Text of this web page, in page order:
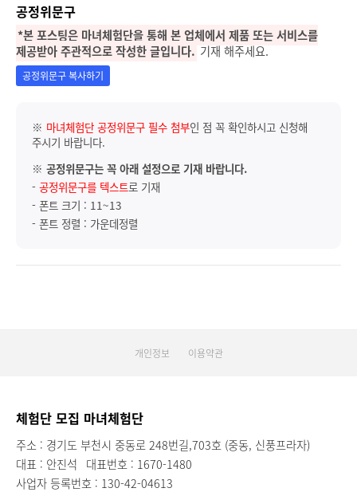
공정위문구
*본 포스팅은 마녀체험단을 통해 본 업체에서 제품 또는 서비스를
제공받아 주관적으로 작성한 글입니다. 기재 해주세요.
공정위문구 복사하기
※ 마녀체험단 공정위문구 필수 첨부인 점 꼭 확인하시고 신청해
주시기 바랍니다.
※ 공정위문구는 꼭 아래 설정으로 기재 바랍니다.
- 공정위문구를 텍스트로 기재
- 폰트 크기 : 11~13
- 폰트 정렬 : 가운데정렬
개인정보 이용약관
체험단 모집 마녀체험단
주소 : 경기도 부천시 중동로 248번길,703호 (중동, 신풍프라자)
대표 : 안진석 대표번호 : 1670-1480
사업자 등록번호 : 130-42-04613